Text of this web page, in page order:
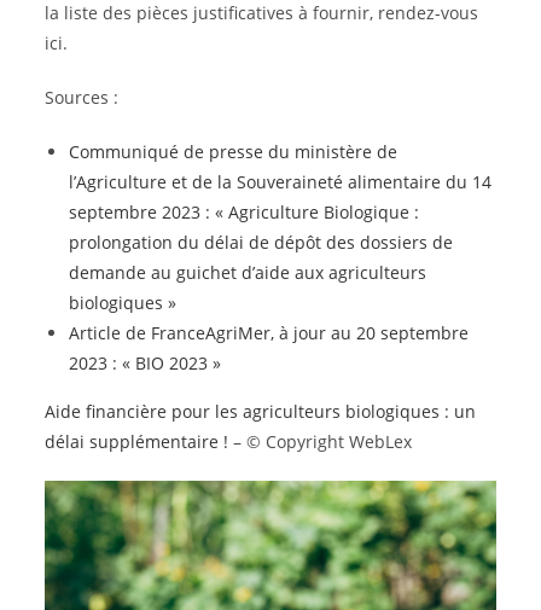
la liste des pièces justificatives à fournir, rendez-vous
ici.
Sources :
Communiqué de presse du ministère de
l’Agriculture et de la Souveraineté alimentaire du 14
septembre 2023 : « Agriculture Biologique :
prolongation du délai de dépôt des dossiers de
demande au guichet d’aide aux agriculteurs
biologiques »
Article de FranceAgriMer, à jour au 20 septembre
2023 : « BIO 2023 »
Aide financière pour les agriculteurs biologiques : un
délai supplémentaire ! – © Copyright WebLex